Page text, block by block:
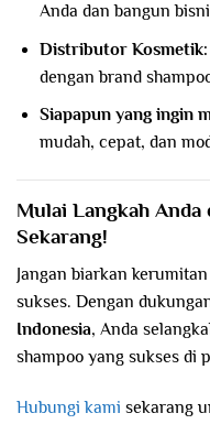
Anda dan bangun
Distributor Kosmetik:
dengan brand
Siapapun yang ingin
mudah, cepat, dan
Mulai Langkah
Sekarang!
Jangan biarkan
sukses. Dengan
Indonesia, Anda
shampoo yang sukses di
Hubungi kami sekarang